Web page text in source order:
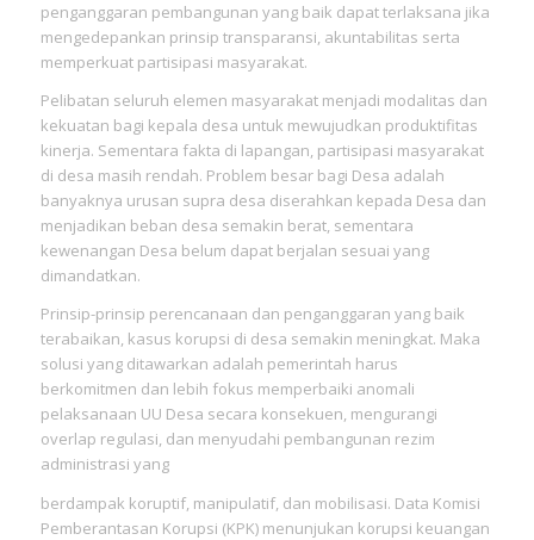
penganggaran pembangunan yang baik dapat terlaksana jika
mengedepankan prinsip transparansi, akuntabilitas serta
memperkuat partisipasi masyarakat.
Pelibatan seluruh elemen masyarakat menjadi modalitas dan
kekuatan bagi kepala desa untuk mewujudkan produktifitas
kinerja. Sementara fakta di lapangan, partisipasi masyarakat
di desa masih rendah. Problem besar bagi Desa adalah
banyaknya urusan supra desa diserahkan kepada Desa dan
menjadikan beban desa semakin berat, sementara
kewenangan Desa belum dapat berjalan sesuai yang
dimandatkan.
Prinsip-prinsip perencanaan dan penganggaran yang baik
terabaikan, kasus korupsi di desa semakin meningkat. Maka
solusi yang ditawarkan adalah pemerintah harus
berkomitmen dan lebih fokus memperbaiki anomali
pelaksanaan UU Desa secara konsekuen, mengurangi
overlap regulasi, dan menyudahi pembangunan rezim
administrasi yang
berdampak koruptif, manipulatif, dan mobilisasi. Data Komisi
Pemberantasan Korupsi (KPK) menunjukan korupsi keuangan